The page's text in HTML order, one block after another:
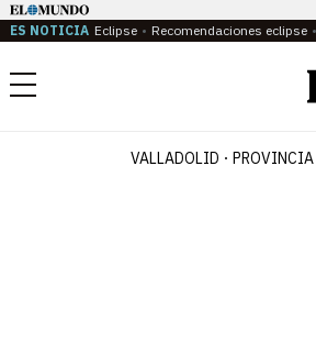
ES NOTICIA Eclipse Recomendaciones eclipse
Menú
VALLADOLID PROVINCIA